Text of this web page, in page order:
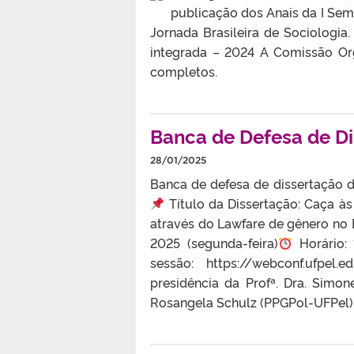
publicação dos Anais da I
Jornada Brasileira de
integrada – 2024 A Comissão
completos.
Banca de Defesa de
28/01/2025
Banca de defesa de dissertação
Título da Dissertação: Caça
através do Lawfare de gênero
2025 (segunda-feira)
Horário:
sessão: https://
presidência da Profª. Dra.
Rosangela Schulz (PPGPol-